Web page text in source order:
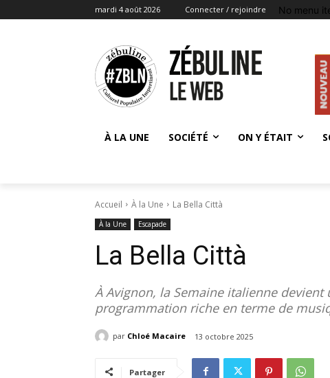
mardi 4 août 2026 Connecter / rejoindre No menu
À LA UNE SOCIÉTÉ ON Y ÉTAIT
Accueil À la Une La Bella Città
À la Une Escapade
La Bella Città
À Avignon, la Semaine italienne
programmation riche en terme de
par Chloé Macaire 13 octobre 2025
Partager